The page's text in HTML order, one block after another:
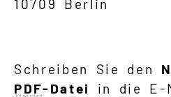
10709 Berlin
Schreiben Sie den
PDF-Datei
in die E-